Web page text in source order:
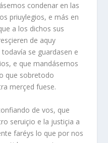
condenar en las
priuylegios, e más en
a los dichos sus
de aquy
se guardasen e
e que mandásemos
que sobretodo
merçed fuese.
de vos, que
seruiçio e la justiçia a
faréys lo que por nos